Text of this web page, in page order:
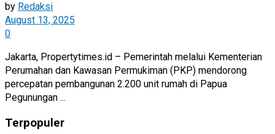
by Redaksi
August 13, 2025
0
Jakarta, Propertytimes.id – Pemerintah melalui Kementerian
Perumahan dan Kawasan Permukiman (PKP) mendorong
percepatan pembangunan 2.200 unit rumah di Papua
Pegunungan ...
Terpopuler